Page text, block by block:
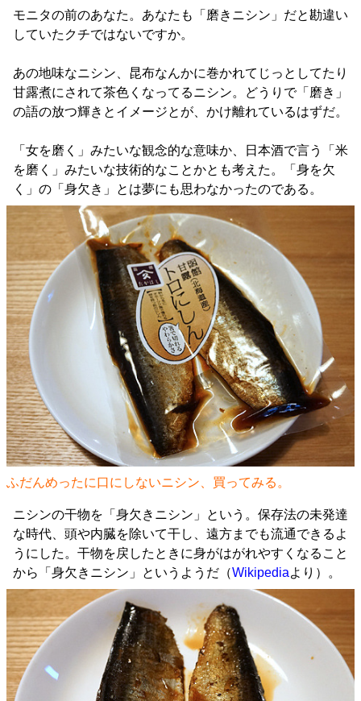
モニタの前のあなた。あなたも「磨きニシン」だと勘違い
していたクチではないですか。
あの地味なニシン、昆布なんかに巻かれてじっとしてたり
甘露煮にされて茶色くなってるニシン。どうりで「磨き」
の語の放つ輝きとイメージとが、かけ離れているはずだ。
「女を磨く」みたいな観念的な意味か、日本酒で言う「米
を磨く」みたいな技術的なことかとも考えた。「身を欠
く」の「身欠き」とは夢にも思わなかったのである。
ふだんめったに口にしないニシン、買ってみる。
ニシンの干物を「身欠きニシン」という。保存法の未発達
な時代、頭や内臓を除いて干し、遠方までも流通できるよ
うにした。干物を戻したときに身がはがれやすくなること
から「身欠きニシン」というようだ（Wikipediaより）。